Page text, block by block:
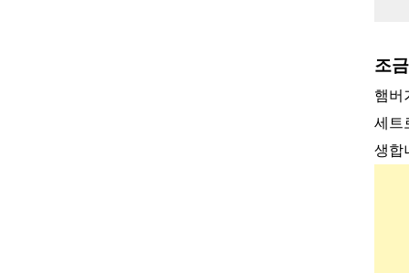
조
햄버
세트
생합